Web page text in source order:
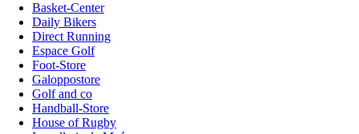
Basket-Center
Daily Bikers
Direct Running
Espace Golf
Foot-Store
Galoppostore
Golf and co
Handball-Store
House of Rugby